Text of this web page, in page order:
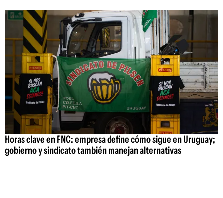
Horas clave en FNC: empresa define cómo sigue en Uruguay;
gobierno y sindicato también manejan alternativas